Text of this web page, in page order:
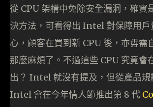
從 CPU 架構中免除安全漏洞，確實
決方法，可看得出 Intel 對保障用戶
心，顧客在買到新 CPU 後，亦毋需
那麼麻煩了。不過這些 CPU 究竟會
出？ Intel 就沒有提及，但從產品規
Intel 會在今年情人節推出第 8 代